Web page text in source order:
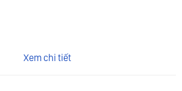
Xem chi tiết